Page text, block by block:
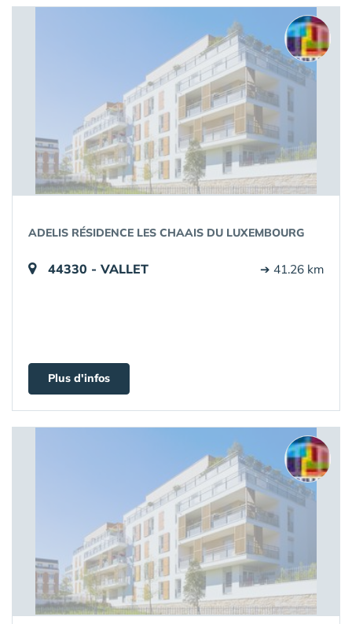
ADELIS RÉSIDENCE LES CHAAIS DU LUXEMBOURG
44330 - VALLET ➔ 41.26 km
Plus d'infos